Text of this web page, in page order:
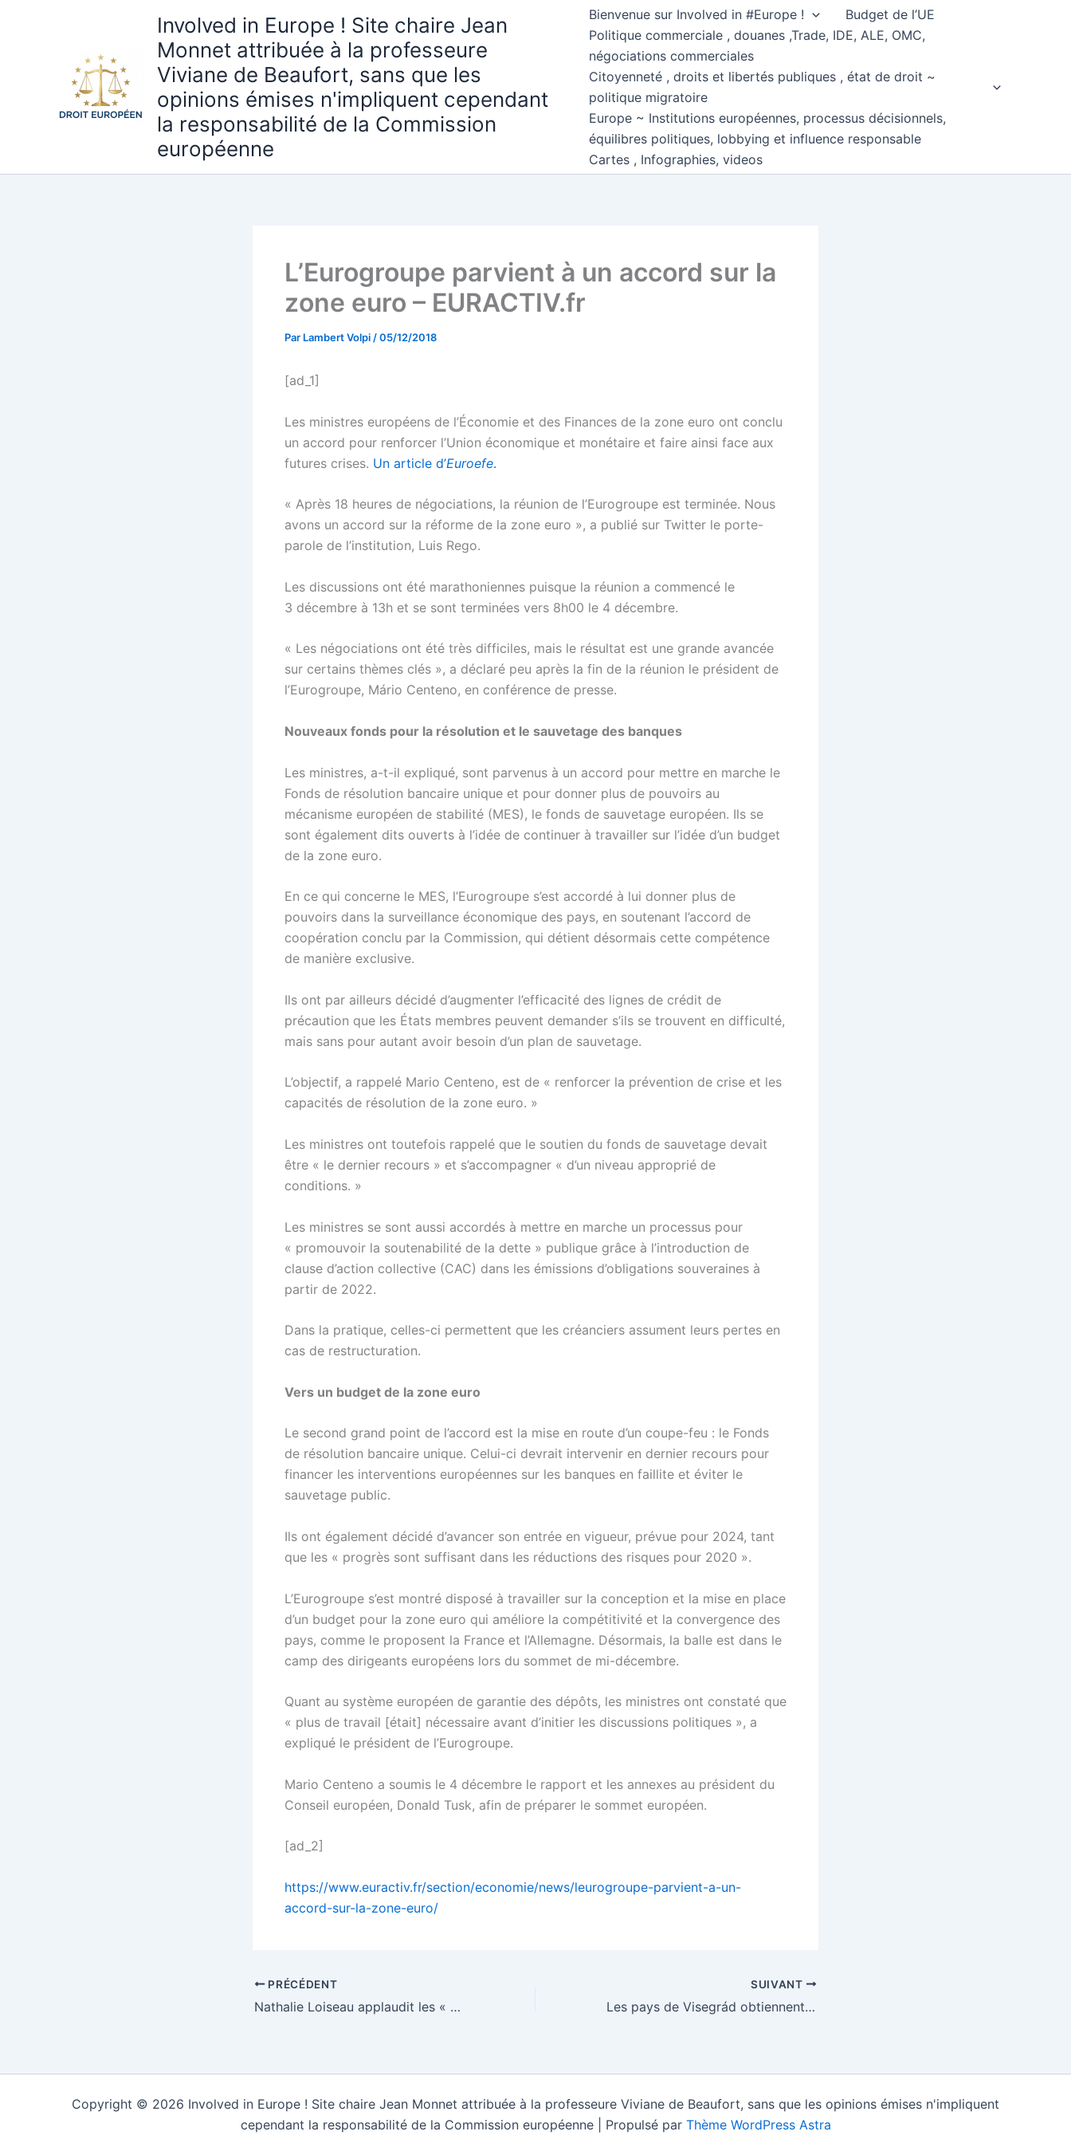
Involved in Europe ! Site chaire Jean
Monnet attribuée à la professeure
Viviane de Beaufort, sans que les
opinions émises n'impliquent cependant
la responsabilité de la Commission
européenne
Bienvenue sur Involved in #Europe !
Budget de l’UE
Politique commerciale , douanes ,Trade, IDE, ALE, OMC,
négociations commerciales
Citoyenneté , droits et libertés publiques , état de droit ~
politique migratoire
Europe ~ Institutions européennes, processus décisionnels,
équilibres politiques, lobbying et influence responsable
Cartes , Infographies, videos
L’Eurogroupe parvient à un accord sur la
zone euro – EURACTIV.fr
Par Lambert Volpi /05/12/2018
[ad_1]
Les ministres européens de l’Économie et des Finances de la zone euro ont conclu
un accord pour renforcer l’Union économique et monétaire et faire ainsi face aux
futures crises. Un article d’Euroefe.
« Après 18 heures de négociations, la réunion de l’Eurogroupe est terminée. Nous
avons un accord sur la réforme de la zone euro », a publié sur Twitter le porte-
parole de l’institution, Luis Rego.
Les discussions ont été marathoniennes puisque la réunion a commencé le
3 décembre à 13h et se sont terminées vers 8h00 le 4 décembre.
« Les négociations ont été très difficiles, mais le résultat est une grande avancée
sur certains thèmes clés », a déclaré peu après la fin de la réunion le président de
l’Eurogroupe, Mário Centeno, en conférence de presse.
Nouveaux fonds pour la résolution et le sauvetage des banques
Les ministres, a-t-il expliqué, sont parvenus à un accord pour mettre en marche le
Fonds de résolution bancaire unique et pour donner plus de pouvoirs au
mécanisme européen de stabilité (MES), le fonds de sauvetage européen. Ils se
sont également dits ouverts à l’idée de continuer à travailler sur l’idée d’un budget
de la zone euro.
En ce qui concerne le MES, l’Eurogroupe s’est accordé à lui donner plus de
pouvoirs dans la surveillance économique des pays, en soutenant l’accord de
coopération conclu par la Commission, qui détient désormais cette compétence
de manière exclusive.
Ils ont par ailleurs décidé d’augmenter l’efficacité des lignes de crédit de
précaution que les États membres peuvent demander s’ils se trouvent en difficulté,
mais sans pour autant avoir besoin d’un plan de sauvetage.
L’objectif, a rappelé Mario Centeno, est de « renforcer la prévention de crise et les
capacités de résolution de la zone euro. »
Les ministres ont toutefois rappelé que le soutien du fonds de sauvetage devait
être « le dernier recours » et s’accompagner « d’un niveau approprié de
conditions. »
Les ministres se sont aussi accordés à mettre en marche un processus pour
« promouvoir la soutenabilité de la dette » publique grâce à l’introduction de
clause d’action collective (CAC) dans les émissions d’obligations souveraines à
partir de 2022.
Dans la pratique, celles-ci permettent que les créanciers assument leurs pertes en
cas de restructuration.
Vers un budget de la zone euro
Le second grand point de l’accord est la mise en route d’un coupe-feu : le Fonds
de résolution bancaire unique. Celui-ci devrait intervenir en dernier recours pour
financer les interventions européennes sur les banques en faillite et éviter le
sauvetage public.
Ils ont également décidé d’avancer son entrée en vigueur, prévue pour 2024, tant
que les « progrès sont suffisant dans les réductions des risques pour 2020 ».
L’Eurogroupe s’est montré disposé à travailler sur la conception et la mise en place
d’un budget pour la zone euro qui améliore la compétitivité et la convergence des
pays, comme le proposent la France et l’Allemagne. Désormais, la balle est dans le
camp des dirigeants européens lors du sommet de mi-décembre.
Quant au système européen de garantie des dépôts, les ministres ont constaté que
« plus de travail [était] nécessaire avant d’initier les discussions politiques », a
expliqué le président de l’Eurogroupe.
Mario Centeno a soumis le 4 décembre le rapport et les annexes au président du
Conseil européen, Donald Tusk, afin de préparer le sommet européen.
[ad_2]
https://www.euractiv.fr/section/economie/news/leurogroupe-parvient-a-un-
accord-sur-la-zone-euro/
PRÉCÉDENT
Nathalie Loiseau applaudit les « propositions ambitieuses » des citoyens pour l’UE
SUIVANT
Les pays de Visegrád obtiennent la tête de la réforme de Dublin
Copyright © 2026 Involved in Europe ! Site chaire Jean Monnet attribuée à la professeure Viviane de Beaufort, sans que les opinions émises n'impliquent
cependant la responsabilité de la Commission européenne | Propulsé par Thème WordPress Astra